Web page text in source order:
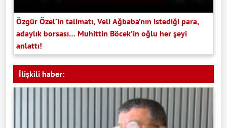
Özgür Özel’in talimatı, Veli Ağbaba’nın istediği para,
adaylık borsası… Muhittin Böcek’in oğlu her şeyi
anlattı!
İlişkili haber: